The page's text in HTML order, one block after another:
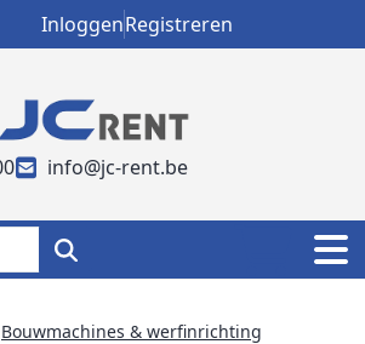
InloggenRegistreren
info@jc-rent.be
Bouwmachines & werfinrichting